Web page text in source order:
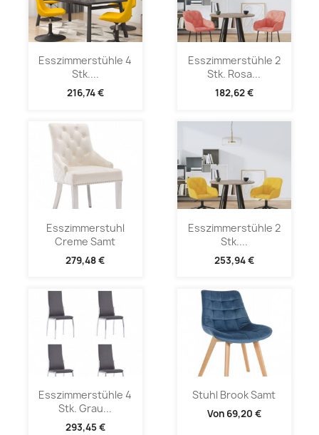
Esszimmerstühle 4
Stk....
216,74 €
Esszimmerstühle 2
Stk. Rosa...
182,62 €
Esszimmerstuhl
Creme Samt
279,48 €
Esszimmerstühle 2
Stk....
253,94 €
Esszimmerstühle 4
Stk. Grau...
293,45 €
Stuhl Brook Samt
Von 69,20 €